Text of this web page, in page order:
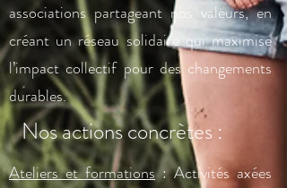
associations partageant nos valeurs, en
créant un réseau solidaire qui maximise
l’impact collectif pour des changements
durables.
Nos actions concrètes :
Ateliers et formations: Activités axées